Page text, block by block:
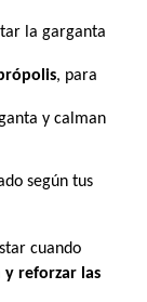
la garganta
, para
y calman
según tus
cuando
reforzar las